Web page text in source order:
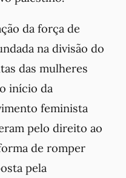
da força de
na divisão do
das mulheres
início da
feminista
pelo direito ao
de romper
pela